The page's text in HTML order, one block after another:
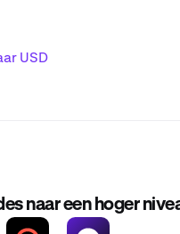
USD
naar een hoger